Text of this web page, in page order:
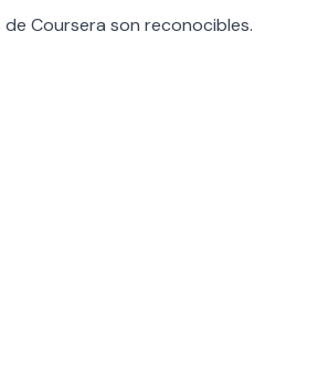
Coursera son reconocibles.